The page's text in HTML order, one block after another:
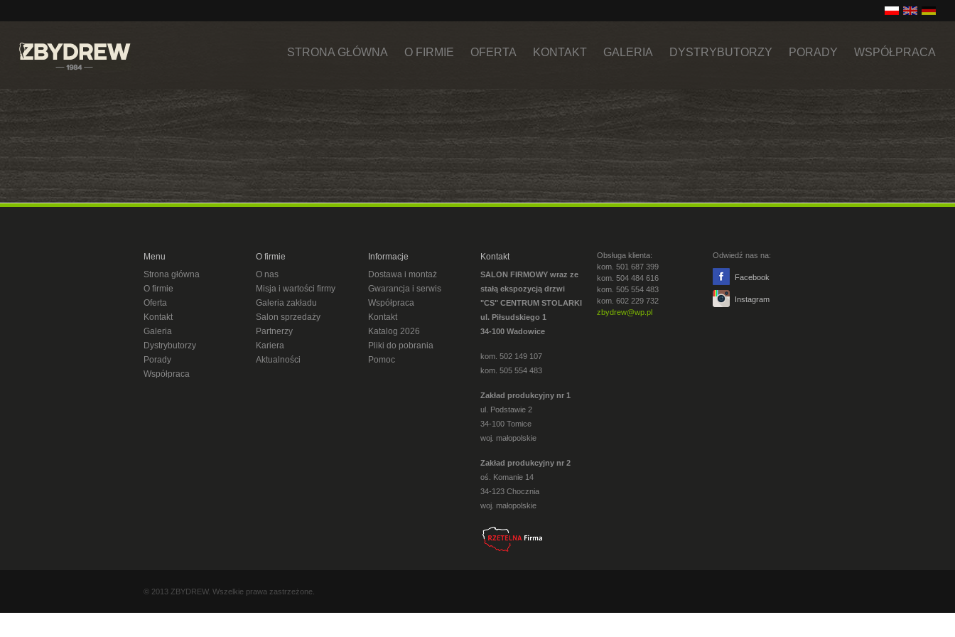
STRONA GŁÓWNA O FIRMIE OFERTA KONTAKT GALERIA DYSTRYBUTORZY PORADY WSPÓŁPRACA
Menu
Strona główna
O firmie
Oferta
Kontakt
Galeria
Dystrybutorzy
Porady
Współpraca
O firmie
O nas
Misja i wartości firmy
Galeria zakładu
Salon sprzedaży
Partnerzy
Kariera
Aktualności
Informacje
Dostawa i montaż
Gwarancja i serwis
Współpraca
Kontakt
Katalog 2026
Pliki do pobrania
Pomoc
Kontakt
SALON FIRMOWY wraz ze
stałą ekspozycją drzwi
"CS" CENTRUM STOLARKI
ul. Piłsudskiego 1
34-100 Wadowice
kom. 502 149 107
kom. 505 554 483
Zakład produkcyjny nr 1
ul. Podstawie 2
34-100 Tomice
woj. małopolskie
Zakład produkcyjny nr 2
oś. Komanie 14
34-123 Chocznia
woj. małopolskie
Obsługa klienta:
kom. 501 687 399
kom. 504 484 616
kom. 505 554 483
kom. 602 229 732
zbydrew@wp.pl
Odwiedź nas na:
Facebook
Instagram
© 2013 ZBYDREW. Wszelkie prawa zastrzeżone.